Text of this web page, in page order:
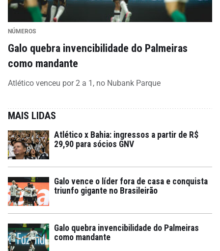
NÚMEROS
Galo quebra invencibilidade do Palmeiras
como mandante
Atlético venceu por 2 a 1, no Nubank Parque
MAIS LIDAS
Atlético x Bahia: ingressos a partir de R$
29,90 para sócios GNV
Galo vence o líder fora de casa e conquista
triunfo gigante no Brasileirão
Galo quebra invencibilidade do Palmeiras
como mandante